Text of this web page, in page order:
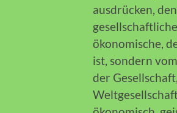
ausdrücken,
ökonomische,
ist, sondern
der